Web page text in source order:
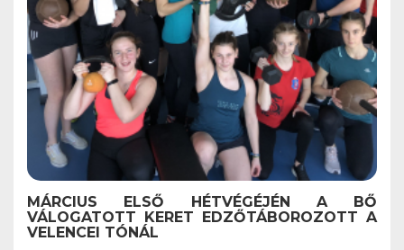
MÁRCIUS ELSŐ HÉTVÉGÉJÉN A BŐ
VÁLOGATOTT KERET EDZŐTÁBOROZOTT A
VELENCEI TÓNÁL